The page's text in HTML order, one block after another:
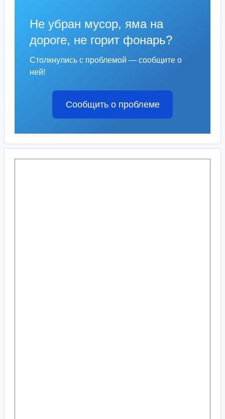
Не убран мусор, яма на
дороге, не горит фонарь?
Столкнулись с проблемой — сообщите о
ней!
Сообщить о проблеме